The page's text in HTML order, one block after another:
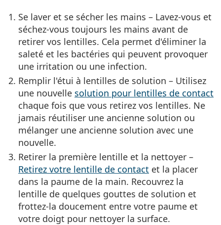
Se laver et se sécher les mains – Lavez-vous et
séchez-vous toujours les mains avant de
retirer vos lentilles. Cela permet d'éliminer la
saleté et les bactéries qui peuvent provoquer
une irritation ou une infection.
Remplir l'étui à lentilles de solution – Utilisez
une nouvelle solution pour lentilles de contact
chaque fois que vous retirez vos lentilles. Ne
jamais réutiliser une ancienne solution ou
mélanger une ancienne solution avec une
nouvelle.
Retirer la première lentille et la nettoyer –
Retirez votre lentille de contact et la placer
dans la paume de la main. Recouvrez la
lentille de quelques gouttes de solution et
frottez-la doucement entre votre paume et
votre doigt pour nettoyer la surface.